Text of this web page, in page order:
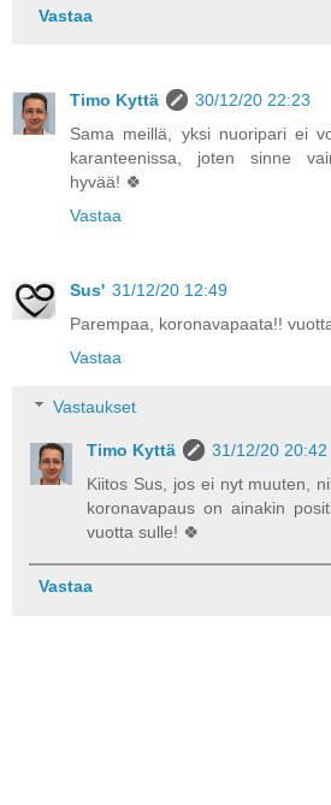
Vastaa
Timo Kyttä
30/12/20 22:23
Sama meillä, yksi nuoripari ei
karanteenissa, joten sinne
hyvää! 🍀
Vastaa
Sus' 31/12/20 12:49
Parempaa, koronavapaata!!
Vastaa
Vastaukset
Timo Kyttä
31/12/20 20:42
Kiitos Sus, jos ei nyt muuten,
koronavapaus on ainakin
vuotta sulle! 🍀
Vastaa